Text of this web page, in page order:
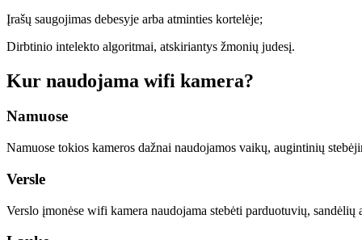
Įrašų saugojimas debesyje arba atminties kortelėje;
Dirbtinio intelekto algoritmai, atskiriantys žmonių judesį.
Kur naudojama wifi kamera?
Namuose
Namuose tokios kameros dažnai naudojamos vaikų, augintinių
Versle
Verslo įmonėse wifi kamera naudojama stebėti parduotuvių,